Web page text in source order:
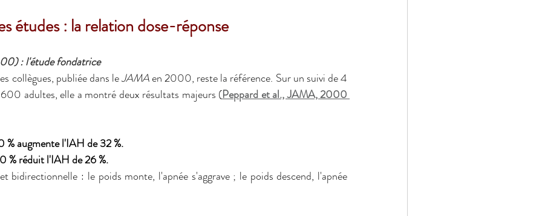
études : la relation dose-réponse
: l'étude fondatrice
collègues, publiée dans le JAMA en 2000, reste la référence. Sur un suivi de 4
adultes, elle a montré deux résultats majeurs (Peppard et al., JAMA, 2000
% augmente l'IAH de 32 %.
% réduit l'IAH de 26 %.
bidirectionnelle : le poids monte, l'apnée s'aggrave ; le poids descend, l'apnée